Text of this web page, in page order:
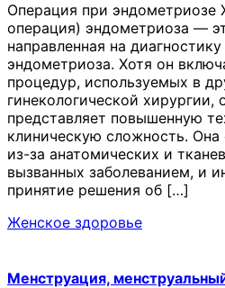
Операция при эндометриозе
операция) эндометриоза —
направленная на
эндометриоза. Хотя он
процедур, используемых в
гинекологической хирургии,
представляет повышенную
клиническую сложность.
из-за анатомических и
вызванных заболеванием, и
принятие решения об […]
Женское здоровье
Менструация,